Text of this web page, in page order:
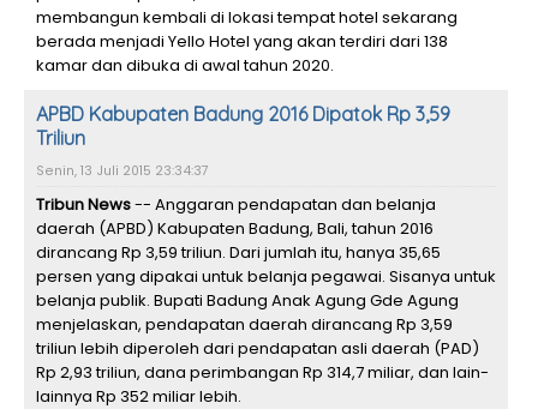
membangun kembali di lokasi tempat hotel sekarang
berada menjadi Yello Hotel yang akan terdiri dari 138
kamar dan dibuka di awal tahun 2020.
APBD Kabupaten Badung 2016 Dipatok Rp 3,59
Triliun
Senin, 13 Juli 2015 23:34:37
Tribun News-- Anggaran pendapatan dan belanja
daerah (APBD) Kabupaten Badung, Bali, tahun 2016
dirancang Rp 3,59 triliun. Dari jumlah itu, hanya 35,65
persen yang dipakai untuk belanja pegawai. Sisanya untuk
belanja publik. Bupati Badung Anak Agung Gde Agung
menjelaskan, pendapatan daerah dirancang Rp 3,59
triliun lebih diperoleh dari pendapatan asli daerah (PAD)
Rp 2,93 triliun, dana perimbangan Rp 314,7 miliar, dan lain-
lainnya Rp 352 miliar lebih.